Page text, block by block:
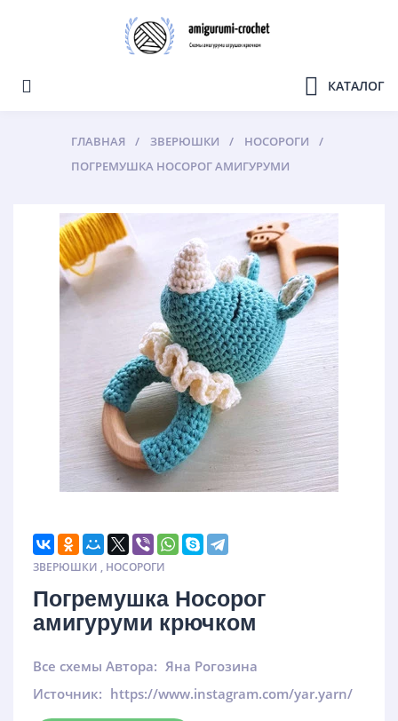
КАТАЛОГ
ГЛАВНАЯ ЗВЕРЮШКИ
НОСОРОГИ
ПОГРЕМУШКА НОСОРОГ АМИГУРУМИ
ЗВЕРЮШКИ , НОСОРОГИ
Погремушка Носорог
амигуруми крючком
Все схемы Автора: Яна Рогозина
Источник: https://www.instagram.com/yar.yarn/